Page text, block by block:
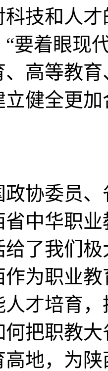
科技和人
要着眼现
高等教
健全更
委员、
省中华职
了我们
作为职业
才培育
何把职教
高地，为